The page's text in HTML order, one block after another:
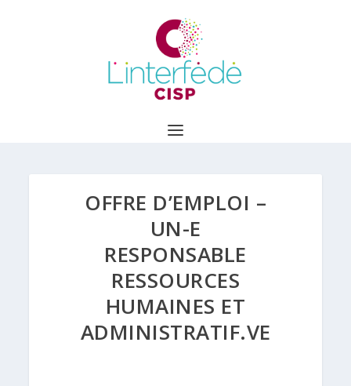
OFFRE D’EMPLOI –
UN-E
RESPONSABLE
RESSOURCES
HUMAINES ET
ADMINISTRATIF.VE